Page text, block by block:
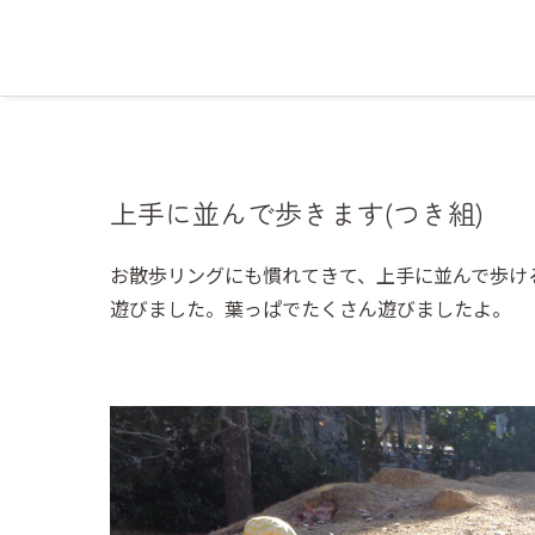
上手に並んで歩きます(つき組)
お散歩リングにも慣れてきて、上手に並んで歩
遊びました。葉っぱでたくさん遊びましたよ。